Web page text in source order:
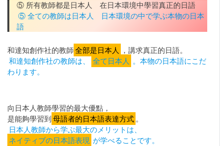
⑤ 所有教師都是日本人 在日本環境中學習真正的日語
⑤ 全ての教師は日本人 日本環境の中で学ぶ本物の日本
語
和達知創作社的教師 全部是日本人 ，講求真正的日語。
和達知創作社の教師は、
全て日本人 。本物の日本語にこだ
わります。
向日本人教師學習的最大優點，
是能夠學習到 母語者的日本語表達方式 。
日本人教師から学ぶ最大のメリットは、
ネイティブの日本語表現 が学べることです。